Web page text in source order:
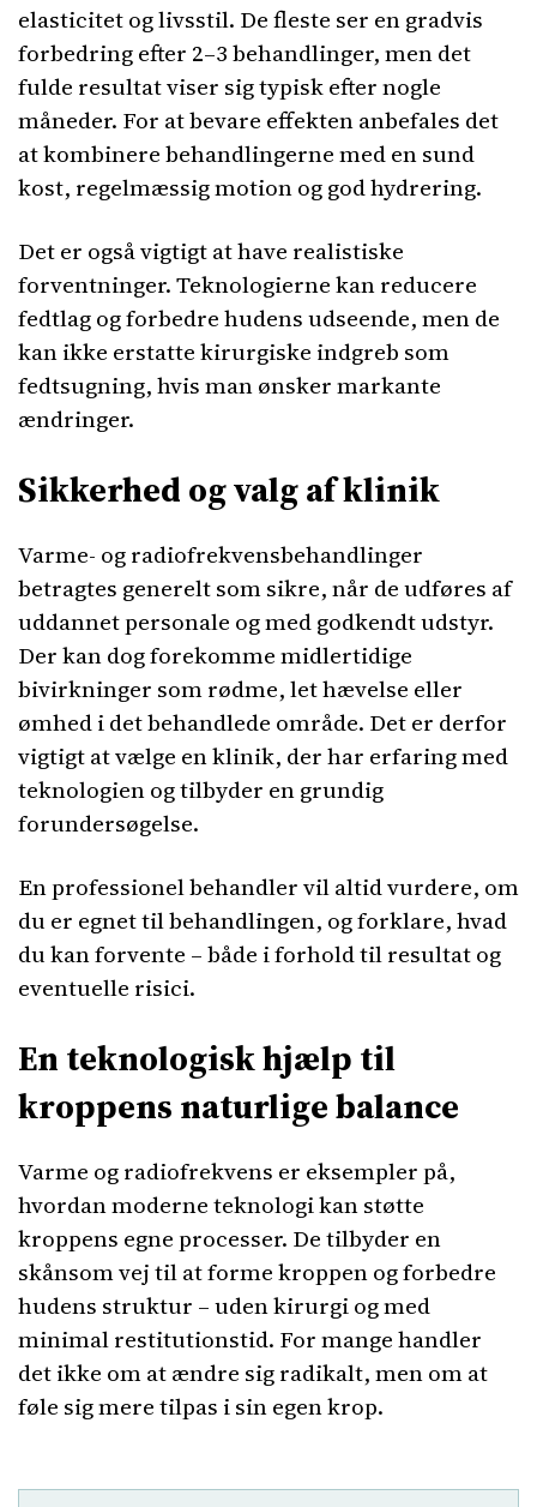
elasticitet og livsstil. De fleste ser en gradvis
forbedring efter 2–3 behandlinger, men det
fulde resultat viser sig typisk efter nogle
måneder. For at bevare effekten anbefales det
at kombinere behandlingerne med en sund
kost, regelmæssig motion og god hydrering.
Det er også vigtigt at have realistiske
forventninger. Teknologierne kan reducere
fedtlag og forbedre hudens udseende, men de
kan ikke erstatte kirurgiske indgreb som
fedtsugning, hvis man ønsker markante
ændringer.
Sikkerhed og valg af klinik
Varme- og radiofrekvensbehandlinger
betragtes generelt som sikre, når de udføres af
uddannet personale og med godkendt udstyr.
Der kan dog forekomme midlertidige
bivirkninger som rødme, let hævelse eller
ømhed i det behandlede område. Det er derfor
vigtigt at vælge en klinik, der har erfaring med
teknologien og tilbyder en grundig
forundersøgelse.
En professionel behandler vil altid vurdere, om
du er egnet til behandlingen, og forklare, hvad
du kan forvente – både i forhold til resultat og
eventuelle risici.
En teknologisk hjælp til
kroppens naturlige balance
Varme og radiofrekvens er eksempler på,
hvordan moderne teknologi kan støtte
kroppens egne processer. De tilbyder en
skånsom vej til at forme kroppen og forbedre
hudens struktur – uden kirurgi og med
minimal restitutionstid. For mange handler
det ikke om at ændre sig radikalt, men om at
føle sig mere tilpas i sin egen krop.